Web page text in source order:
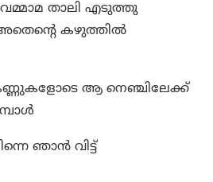
താലി എടുത്തു
അതെന്റെ കഴുത്തിൽ
ആ നെഞ്ചിലേക്ക്
ഞാൻ വിട്ട്